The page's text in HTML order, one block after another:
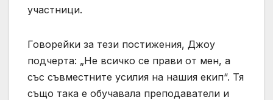
участници.
Говорейки за тези постижения, Джоу
подчерта: „Не всичко се прави от мен, а
със съвместните усилия на нашия екип“. Тя
също така е обучавала преподаватели и